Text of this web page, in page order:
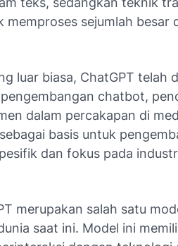
memproses sejumlah besar
luar biasa, ChatGPT telah
chatbot,
dalam percakapan di
basis untuk
dan fokus pada
merupakan salah satu
saat ini. Model ini